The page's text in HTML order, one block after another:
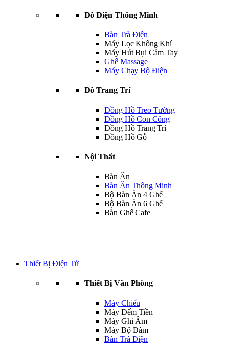
Đồ Điện Thông Minh
Bàn Trà Điện
Máy Lọc Không Khí
Máy Hút Bụi Cầm Tay
Ghế Massage
Máy Chạy Bộ Điện
Đồ Trang Trí
Đồng Hồ Treo Tường
Đồng Hồ Con Công
Đồng Hồ Trang Trí
Đồng Hồ Gỗ
Nội Thất
Bàn Ăn
Bàn Ăn Thông Minh
Bộ Bàn Ăn 4 Ghế
Bộ Bàn Ăn 6 Ghế
Bàn Ghế Cafe
Thiết Bị Điện Tử
Thiết Bị Văn Phòng
Máy Chiếu
Máy Đếm Tiền
Máy Ghi Âm
Máy Bộ Đàm
Bàn Trà Điện